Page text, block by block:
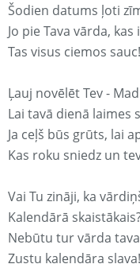
Šodien datums ļoti
Jo pie Tava vārda,
Tas visus ciemos sauc!
Ļauj novēlēt Tev -
Lai tavā dienā laimes
Ja ceļš būs grūts, lai
Kas roku sniedz un
Vai Tu zināji, ka
Kalendārā
Nebūtu tur vārda
Zustu kalendāra slava!